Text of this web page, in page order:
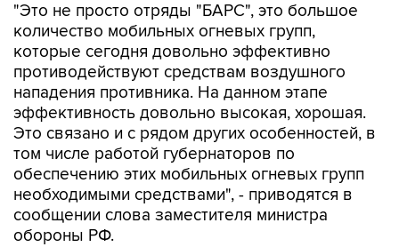
"Это не просто отряды "БАРС", это большое
количество мобильных огневых групп,
которые сегодня довольно эффективно
противодействуют средствам воздушного
нападения противника. На данном этапе
эффективность довольно высокая, хорошая.
Это связано и с рядом других особенностей, в
том числе работой губернаторов по
обеспечению этих мобильных огневых групп
необходимыми средствами", - приводятся в
сообщении слова заместителя министра
обороны РФ.